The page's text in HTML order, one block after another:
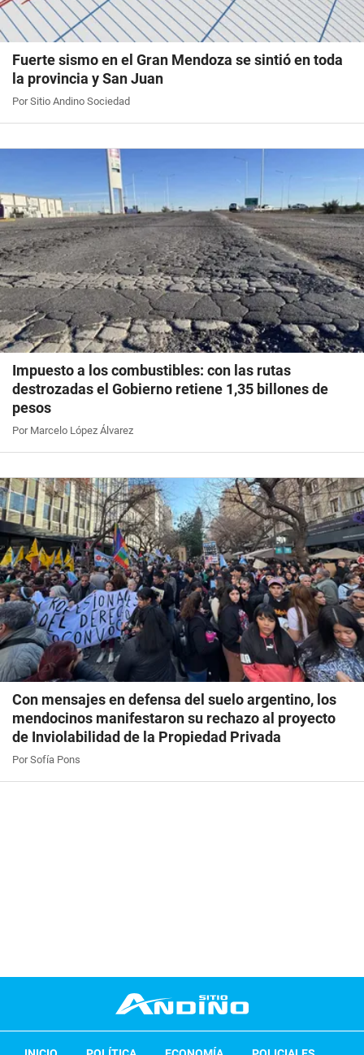
Fuerte sismo en el Gran Mendoza se sintió en toda
la provincia y San Juan
Por Sitio Andino Sociedad
Impuesto a los combustibles: con las rutas
destrozadas el Gobierno retiene 1,35 billones de
pesos
Por Marcelo López Álvarez
Con mensajes en defensa del suelo argentino, los
mendocinos manifestaron su rechazo al proyecto
de Inviolabilidad de la Propiedad Privada
Por Sofía Pons